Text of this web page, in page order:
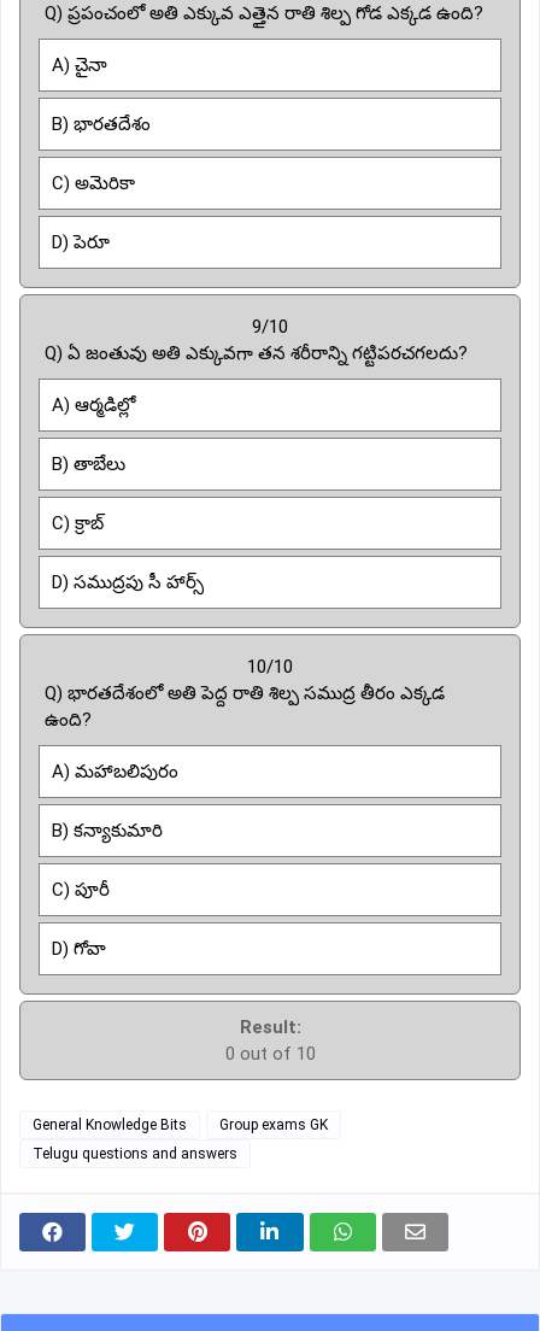
Q) ప్రపంచంలో అతి ఎక్కువ ఎత్తైన రాతి శిల్ప గోడ ఎక్కడ ఉంది?
A) చైనా
B) భారతదేశం
C) అమెరికా
D) పెరూ
9/10
Q) ఏ జంతువు అతి ఎక్కువగా తన శరీరాన్ని గట్టిపరచగలదు?
A) ఆర్మడిల్లో
B) తాబేలు
C) క్రాబ్
D) సముద్రపు సీ హార్స్
10/10
Q) భారతదేశంలో అతి పెద్ద రాతి శిల్ప సముద్ర తీరం ఎక్కడ
ఉంది?
A) మహాబలిపురం
B) కన్యాకుమారి
C) పూరీ
D) గోవా
Result:
0 out of 10
General Knowledge Bits
Group exams GK
Telugu questions and answers